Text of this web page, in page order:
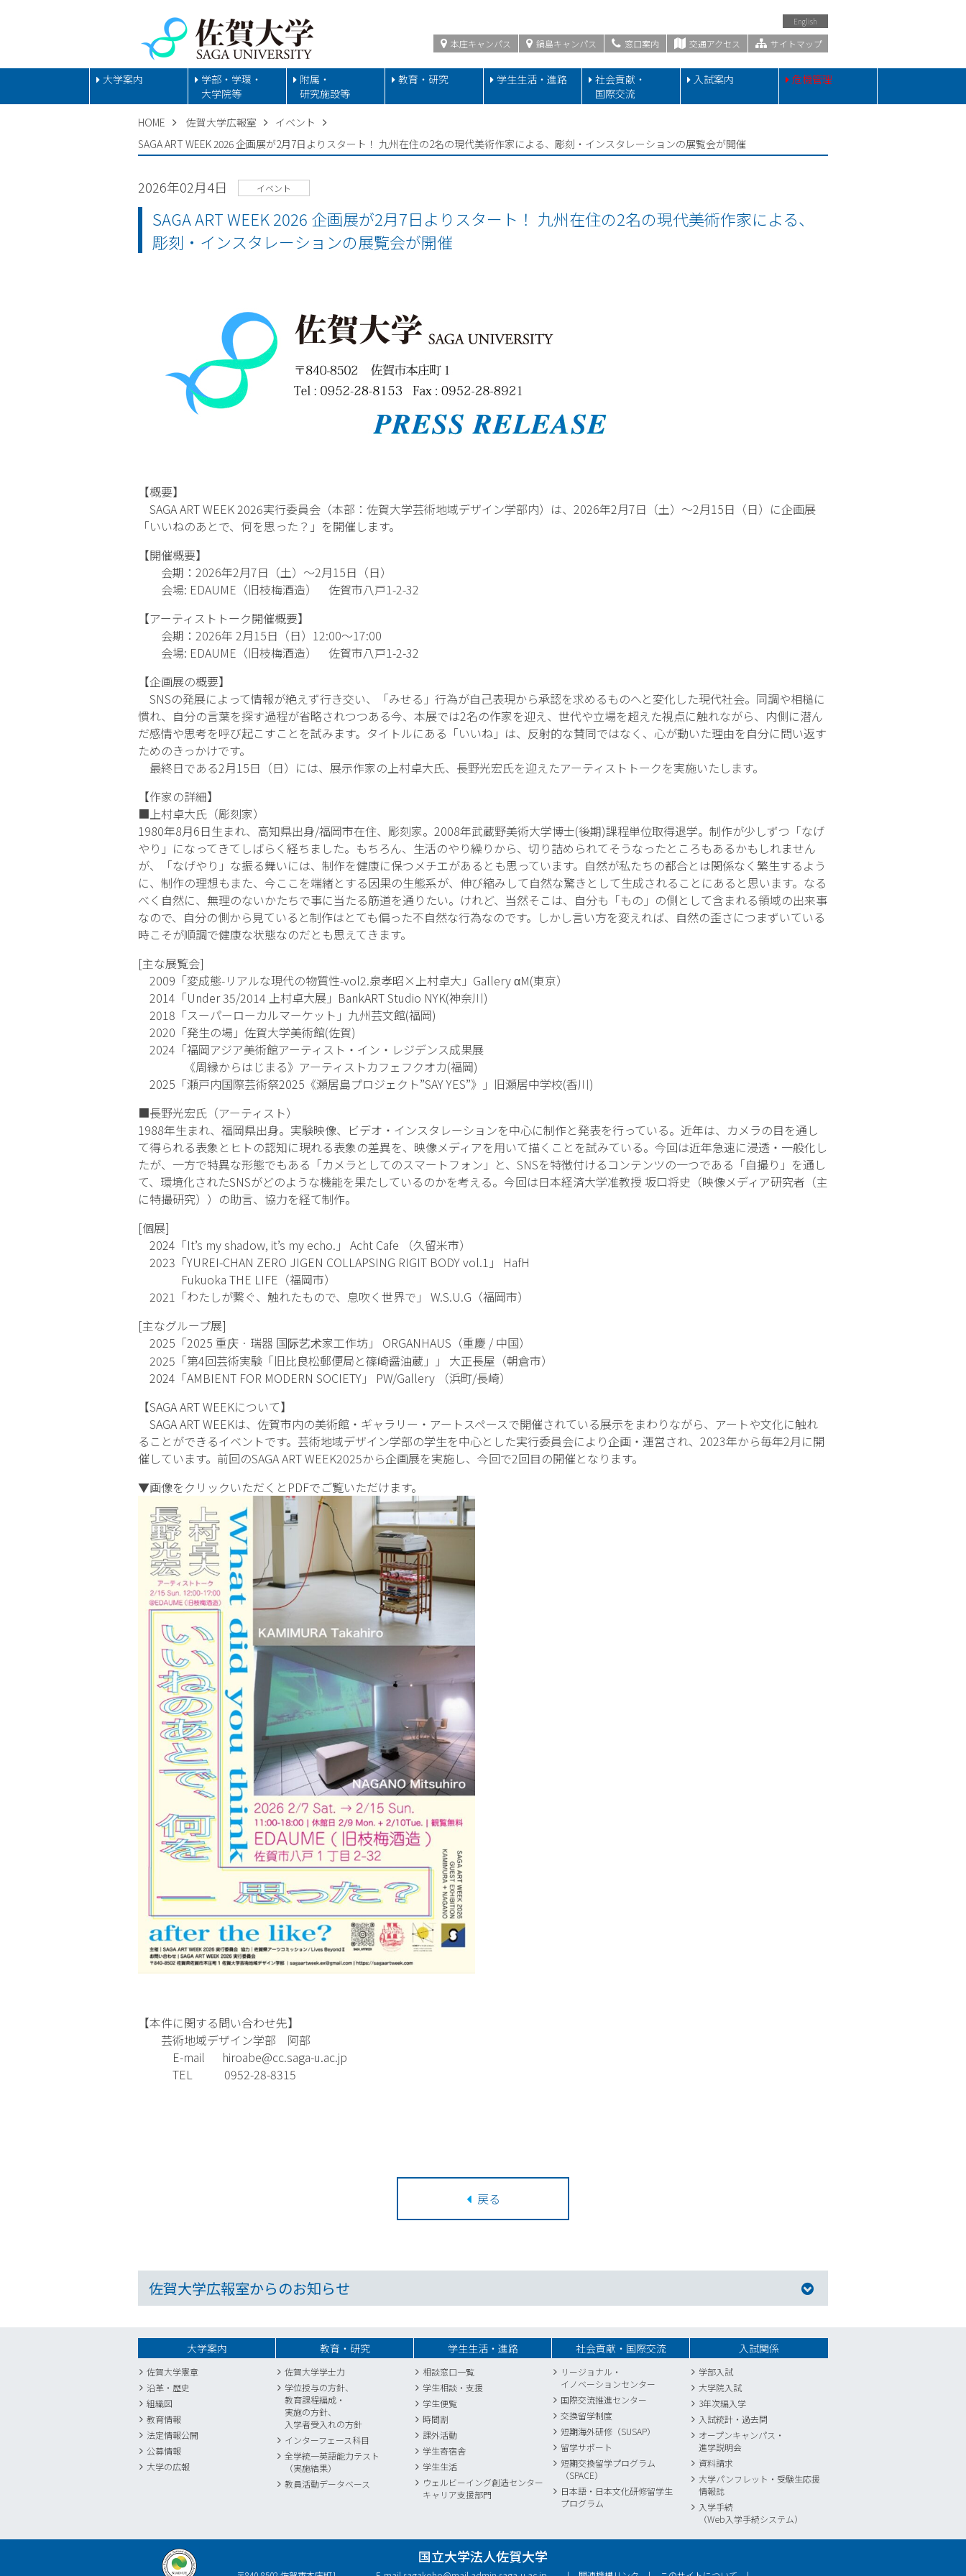
English
本庄キャンパス 鍋島キャンパス 窓口案内 交通アクセス サイトマップ
大学案内
学部・学環・
大学院等
附属・
研究施設等
教育・研究 学生生活・進路
社会貢献・
国際交流
入試案内 危機管理
HOME 佐賀大学広報室
イベント
SAGA ART WEEK 2026 企画展が2月7日よりスタート！ 九州在住の2名の現代美術作家による、彫刻・インスタレーションの展覧会が開催
2026年02月4日 イベント
SAGA ART WEEK 2026 企画展が2月7日よりスタート！ 九州在住の2名の現代美術作家による、
彫刻・インスタレーションの展覧会が開催
【概要】
SAGA ART WEEK 2026実行委員会（本部：佐賀大学芸術地域デザイン学部内）は、2026年2月7日（土）〜2月15日（日）に企画展
「いいねのあとで、何を思った？」を開催します。
【開催概要】
会期：2026年2月7日（土）〜2月15日（日）
会場: EDAUME（旧枝梅酒造） 佐賀市八戸1-2-32
【アーティストトーク開催概要】
会期：2026年 2月15日（日）12:00〜17:00
会場: EDAUME（旧枝梅酒造） 佐賀市八戸1-2-32
【企画展の概要】
SNSの発展によって情報が絶えず行き交い、「みせる」行為が自己表現から承認を求めるものへと変化した現代社会。同調や相槌に
慣れ、自分の言葉を探す過程が省略されつつある今、本展では2名の作家を迎え、世代や立場を超えた視点に触れながら、内側に潜ん
だ感情や思考を呼び起こすことを試みます。タイトルにある「いいね」は、反射的な賛同ではなく、心が動いた理由を自分に問い返す
ためのきっかけです。
最終日である2月15日（日）には、展示作家の上村卓大氏、長野光宏氏を迎えたアーティストトークを実施いたします。
【作家の詳細】
■上村卓大氏（彫刻家）
1980年8月6日生まれ、高知県出身/福岡市在住、彫刻家。2008年武蔵野美術大学博士(後期)課程単位取得退学。制作が少しずつ「なげ
やり」になってきてしばらく経ちました。もちろん、生活のやり繰りから、切り詰められてそうなったところもあるかもしれません
が、「なげやり」な振る舞いには、制作を健康に保つメチエがあるとも思っています。自然が私たちの都合とは関係なく繁生するよう
に、制作の理想もまた、今ここを端緒とする因果の生態系が、伸び縮みして自然な驚きとして生成されることにあると思います。なる
べく自然に、無理のないかたちで事に当たる筋道を通りたい。けれど、当然そこは、自分も「もの」の側として含まれる領域の出来事
なので、自分の側から見ていると制作はとても偏った不自然な行為なのです。しかし言い方を変えれば、自然の歪さにつまずいている
時こそが順調で健康な状態なのだとも思えてきます。
[主な展覧会]
2009「変成態-リアルな現代の物質性-vol2.泉孝昭×上村卓大」Gallery αM(東京）
2014「Under 35/2014 上村卓大展」BankART Studio NYK(神奈川)
2018「スーパーローカルマーケット」九州芸文館(福岡)
2020「発生の場」佐賀大学美術館(佐賀)
2024「福岡アジア美術館アーティスト・イン・レジデンス成果展
《周縁からはじまる》アーティストカフェフクオカ(福岡)
2025「瀬戸内国際芸術祭2025《瀬居島プロジェクト”SAY YES”》」旧瀬居中学校(香川)
■長野光宏氏（アーティスト）
1988年生まれ、福岡県出身。実験映像、ビデオ・インスタレーションを中心に制作と発表を行っている。近年は、カメラの目を通し
て得られる表象とヒトの認知に現れる表象の差異を、映像メディアを用いて描くことを試みている。今回は近年急速に浸透・一般化し
たが、一方で特異な形態でもある「カメラとしてのスマートフォン」と、SNSを特徴付けるコンテンツの一つである「自撮り」を通し
て、環境化されたSNSがどのような機能を果たしているのかを考える。今回は日本経済大学准教授 坂口将史（映像メディア研究者（主
に特撮研究））の助言、協力を経て制作。
[個展]
2024「It’s my shadow, it’s my echo.」 Acht Cafe （久留米市）
2023「YUREI-CHAN ZERO JIGEN COLLAPSING RIGIT BODY vol.1」 HafH
Fukuoka THE LIFE（福岡市）
2021「わたしが繋ぐ、触れたもので、息吹く世界で」 W.S.U.G（福岡市）
[主なグループ展]
2025「2025 重庆 · 瑞器 国际艺术家工作坊」 ORGANHAUS（重慶 / 中国）
2025「第4回芸術実験「旧比良松郵便局と篠崎醤油蔵」」 大正長屋（朝倉市）
2024「AMBIENT FOR MODERN SOCIETY」 PW/Gallery （浜町/長崎）
【SAGA ART WEEKについて】
SAGA ART WEEKは、佐賀市内の美術館・ギャラリー・アートスペースで開催されている展示をまわりながら、アートや文化に触れ
ることができるイベントです。芸術地域デザイン学部の学生を中心とした実行委員会により企画・運営され、2023年から毎年2月に開
催しています。前回のSAGA ART WEEK2025から企画展を実施し、今回で2回目の開催となります。
▼画像をクリックいただくとPDFでご覧いただけます。
【本件に関する問い合わせ先】
芸術地域デザイン学部 阿部
E-mail hiroabe@cc.saga-u.ac.jp
TEL 0952-28-8315
戻る
佐賀大学広報室からのお知らせ
大学案内
佐賀大学憲章
沿革・歴史
組織図
教育情報
法定情報公開
公募情報
大学の広報
教育・研究
佐賀大学学士力
学位授与の方針、
教育課程編成・
実施の方針、
入学者受入れの方針
インターフェース科目
全学統一英語能力テスト
（実施結果）
教員活動データベース
学生生活・進路
相談窓口一覧
学生相談・支援
学生便覧
時間割
課外活動
学生寄宿舎
学生生活
ウェルビーイング創造センター
キャリア支援部門
社会貢献・国際交流
リージョナル・
イノベーションセンター
国際交流推進センター
交換留学制度
短期海外研修（SUSAP）
留学サポート
短期交換留学プログラム
（SPACE）
日本語・日本文化研修留学生
プログラム
入試関係
学部入試
大学院入試
3年次編入学
入試統計 ・ 過去問
オープンキャンパス・
進学説明会
資料請求
大学パンフレット・受験生応援
情報誌
入学手続
（Web入学手続システム）
国立大学法人佐賀大学